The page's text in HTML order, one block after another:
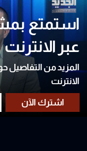
استمتع
عبر الانترنت
المزيد من التفاصيل
الانترنت